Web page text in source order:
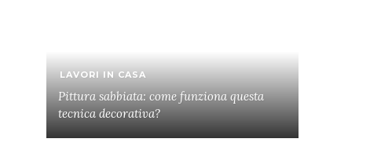
LAVORI IN CASA
Pittura sabbiata: come funziona questa
tecnica decorativa?